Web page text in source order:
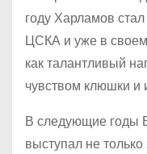
году Харламов
ЦСКА и уже в
как талантливый
чувством клюшки и
В следующие годы
выступал не